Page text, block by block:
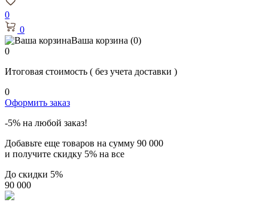
0
0
Ваша корзина (0)
0
Итоговая стоимость ( без учета доставки )
0
Оформить заказ
-5% на любой заказ!
Добавьте еще товаров на сумму 90 000
и получите скидку 5% на все
До скидки 5%
90 000